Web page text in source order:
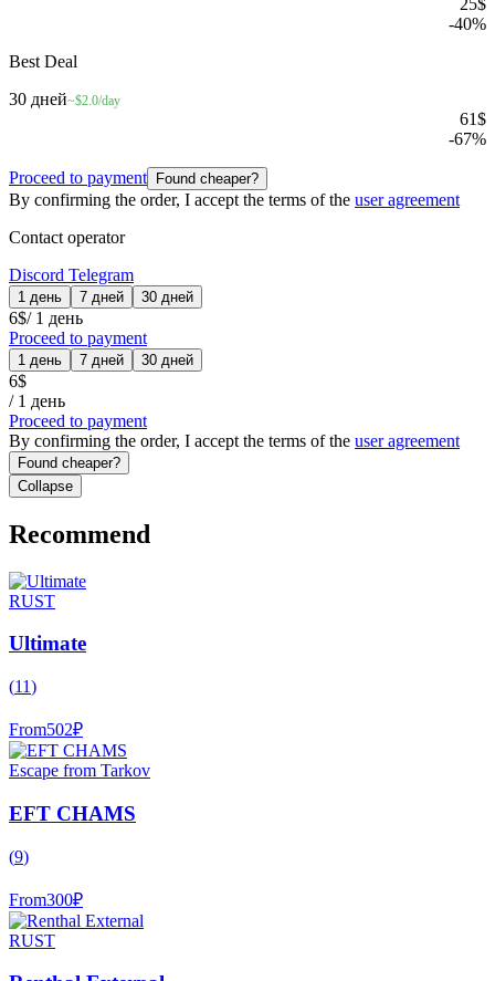
-40%
Best Deal
30 дней~$2.0/day
61$
-67%
Proceed to payment Found cheaper?
By confirming the order, I accept the terms of the user agreement
Contact operator
Discord Telegram
1 день 7 дней 30 дней
6$/ 1 день
Proceed to payment
1 день 7 дней 30 дней
6$
/ 1 день
Proceed to payment
By confirming the order, I accept the terms of the user agreement
Found cheaper?
Collapse
Recommend
RUST
Ultimate
(11)
From502₽
Escape from Tarkov
EFT CHAMS
(9)
From300₽
RUST